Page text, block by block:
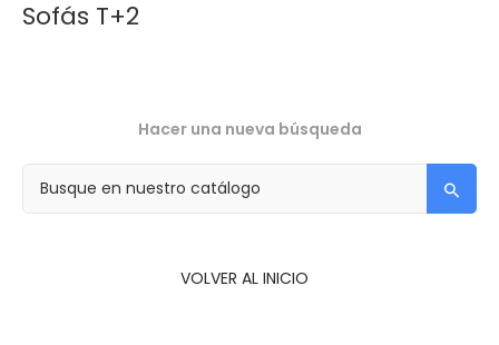
Sofás T+2
Hacer una nueva búsqueda
VOLVER AL INICIO